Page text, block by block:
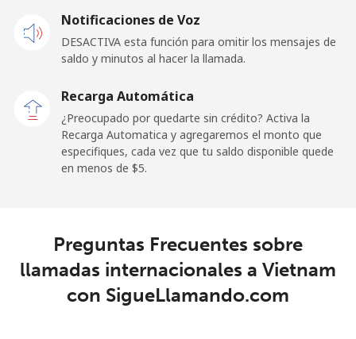
Notificaciones de Voz
DESACTIVA esta función para omitir los mensajes de
saldo y minutos al hacer la llamada.
Recarga Automática
¿Preocupado por quedarte sin crédito? Activa la
Recarga Automatica y agregaremos el monto que
especifiques, cada vez que tu saldo disponible quede
en menos de ⁦$5⁩.
Preguntas Frecuentes sobre
llamadas internacionales a Vietnam
con SigueLlamando.com